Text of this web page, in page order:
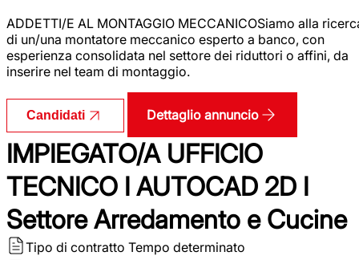
ADDETTI/E AL MONTAGGIO MECCANICOSiamo alla
di un/una montatore meccanico esperto a banco, con
esperienza consolidata nel settore dei riduttori o affini, da
inserire nel team di montaggio.
Candidati Dettaglio annuncio
IMPIEGATO/A UFFICIO
TECNICO I AUTOCAD 2D I
Settore Arredamento e Cucine
Tipo di contratto Tempo determinato